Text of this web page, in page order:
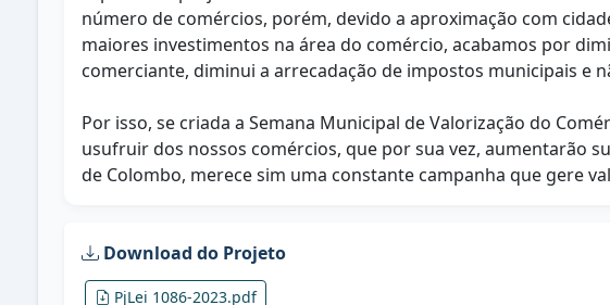
número de comércios, porém, devido a aproximação com
maiores investimentos na área do comércio, acabamos por
comerciante, diminui a arrecadação de impostos municipais e
Por isso, se criada a Semana Municipal de Valorização do
usufruir dos nossos comércios, que por sua vez, aumentarão
de Colombo, merece sim uma constante campanha que gere
Download do Projeto
PjLei 1086-2023.pdf